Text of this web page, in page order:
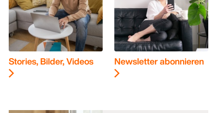
Stories, Bilder, Videos Newsletter abonnieren